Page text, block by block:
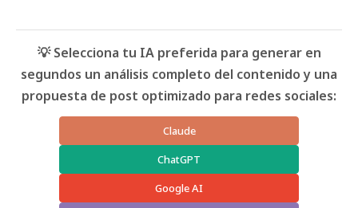
💡 Selecciona tu IA preferida para generar en
segundos un análisis completo del contenido y una
propuesta de post optimizado para redes sociales:
Claude
ChatGPT
Google AI